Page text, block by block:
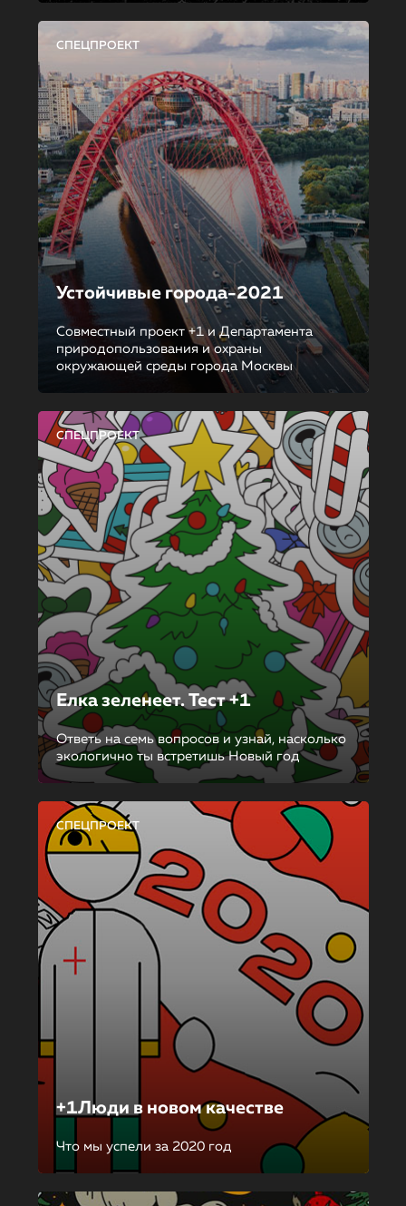
СПЕЦПРОЕКТ
Устойчивые города-2021
Совместный проект +1 и Департамента
природопользования и охраны
окружающей среды города Москвы
СПЕЦПРОЕКТ
Елка зеленеет. Тест +1
Ответь на семь вопросов и узнай, насколько
экологично ты встретишь Новый год
СПЕЦПРОЕКТ
+1Люди в новом качестве
Что мы успели за 2020 год